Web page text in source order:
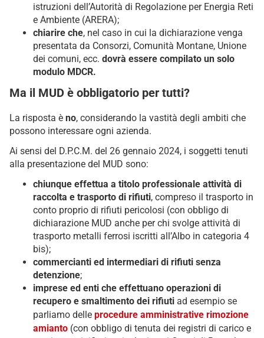
istruzioni dell’Autorità di Regolazione per Energia Reti
e Ambiente (ARERA);
chiarire che, nel caso in cui la dichiarazione venga
presentata da Consorzi, Comunità Montane, Unione
dei comuni, ecc. dovrà essere compilato un solo
modulo MDCR.
Ma il MUD è obbligatorio per tutti?
La risposta è no, considerando la vastità degli ambiti che
possono interessare ogni azienda.
Ai sensi del D.P.C.M. del 26 gennaio 2024, i soggetti tenuti
alla presentazione del MUD sono:
chiunque effettua a titolo professionale attività di
raccolta e trasporto di rifiuti, compreso il trasporto in
conto proprio di rifiuti pericolosi (con obbligo di
dichiarazione MUD anche per chi svolge attività di
trasporto metalli ferrosi iscritti all’Albo in categoria 4
bis);
commercianti ed intermediari di rifiuti senza
detenzione;
imprese ed enti che effettuano operazioni di
recupero e smaltimento dei rifiuti ad esempio se
parliamo delle procedure amministrative rimozione
amianto (con obbligo di tenuta dei registri di carico e